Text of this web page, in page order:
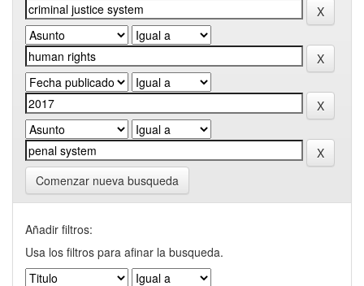
Comenzar nueva busqueda
Añadir filtros:
Usa los filtros para afinar la busqueda.